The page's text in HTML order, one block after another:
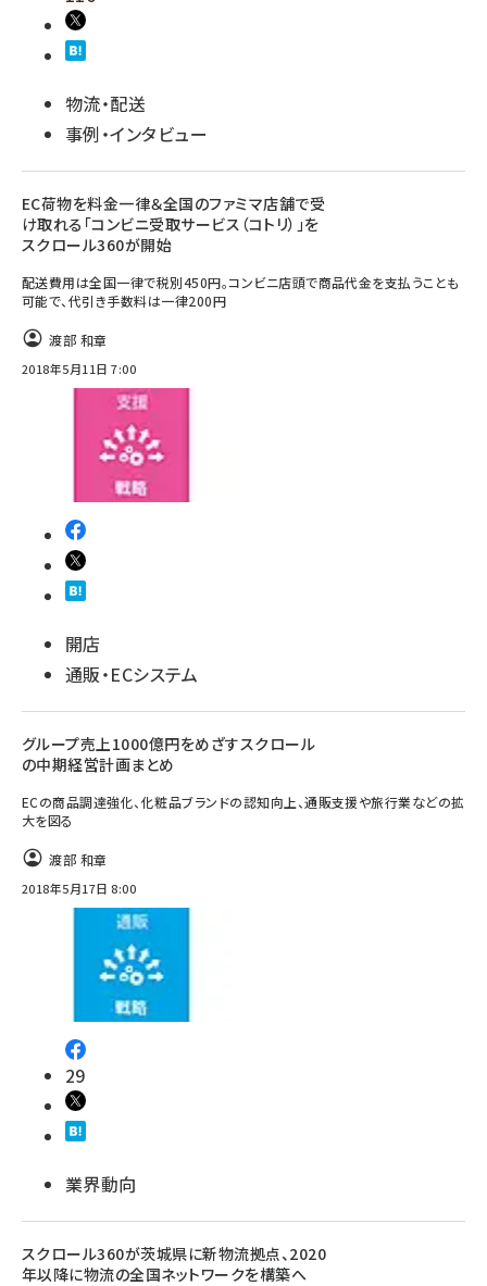
物流・配送
事例・インタビュー
EC荷物を料金一律＆全国のファミマ店舗で受
け取れる「コンビニ受取サービス（コトリ）」を
スクロール360が開始
配送費用は全国一律で税別450円。コンビニ店頭で商品代金を支払うことも
可能で、代引き手数料は一律200円
渡部 和章
2018年5月11日 7:00
開店
通販・ECシステム
グループ売上1000億円をめざすスクロール
の中期経営計画まとめ
ECの商品調達強化、化粧品ブランドの認知向上、通販支援や旅行業などの拡
大を図る
渡部 和章
2018年5月17日 8:00
29
業界動向
スクロール360が茨城県に新物流拠点、2020
年以降に物流の全国ネットワークを構築へ